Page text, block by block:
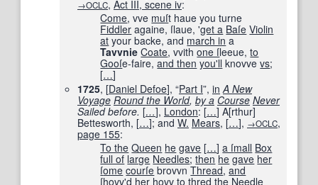
→OCLC, Act III, scene iv:
Come, vve muſt haue you turne
Fiddler againe, ſlaue, 'get a Baſe Violin
at your backe, and march in a
Tavvnie Coate, vvithone ſleeue,to
Gooſe-faire,and then you'll knovvevs;
[…]
1725, [Daniel Defoe], “Part I”, in A New
Voyage Round the World, by a Course Never
Sailed before. […], London: […] A[rthur]
Bettesworth, […]; and W. Mears, […], →OCLC,
page 155:
To the Queen he gave […] a ſmall Box
full of large Needles;then he gave her
ſome courſe brovvnThread,and
ſhovv'd her hovvto thred the Needle